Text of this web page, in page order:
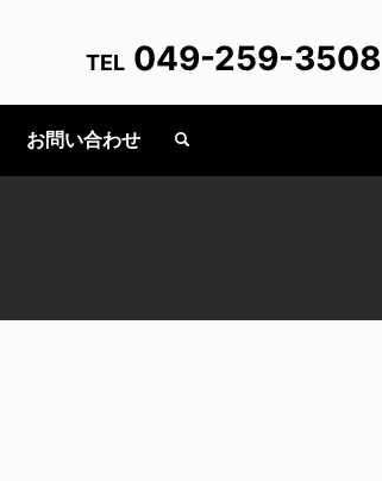
お問い合わせ
TEL 049-259-3508